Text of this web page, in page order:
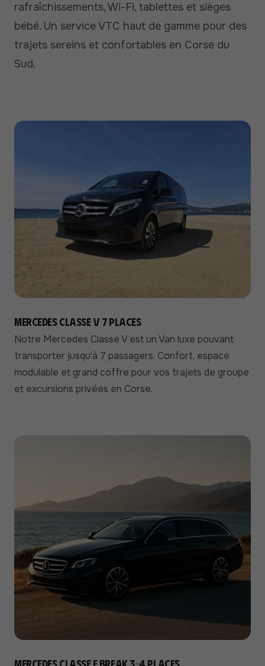
rafraîchissements, Wi-Fi, tablettes et sièges
bébé. Un service VTC haut de gamme pour des
trajets sereins et confortables en Corse du
Sud.
Mercedes Classe V 7 places
Notre Mercedes Classe V est un Van luxe pouvant
transporter jusqu’à 7 passagers. Confort, espace
modulable et grand coffre pour vos trajets de groupe
et excursions privées en Corse.